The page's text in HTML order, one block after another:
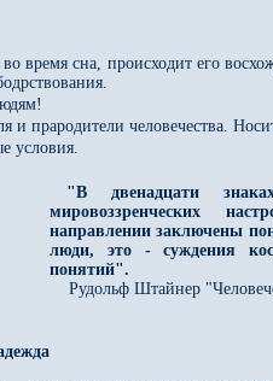
время сна, происходит его
и прародители человечества.
условия.
"В двенадцати
мировоззренческих
направлении заключены
люди, это - суждения
понятий".
Рудольф Штайнер